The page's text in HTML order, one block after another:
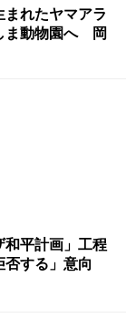
まれたヤマアラ
ま動物園へ 岡
和平計画」工程
する」意向